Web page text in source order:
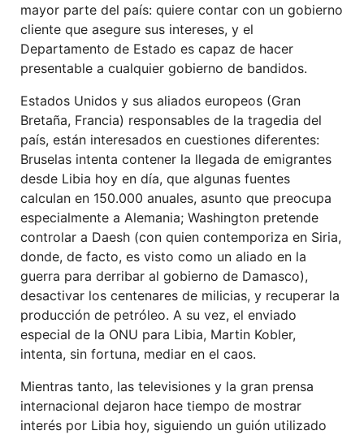
mayor parte del país: quiere contar con un gobierno
cliente que asegure sus intereses, y el
Departamento de Estado es capaz de hacer
presentable a cualquier gobierno de bandidos.
Estados Unidos y sus aliados europeos (Gran
Bretaña, Francia) responsables de la tragedia del
país, están interesados en cuestiones diferentes:
Bruselas intenta contener la llegada de emigrantes
desde Libia hoy en día, que algunas fuentes
calculan en 150.000 anuales, asunto que preocupa
especialmente a Alemania; Washington pretende
controlar a Daesh (con quien contemporiza en Siria,
donde, de facto, es visto como un aliado en la
guerra para derribar al gobierno de Damasco),
desactivar los centenares de milicias, y recuperar la
producción de petróleo. A su vez, el enviado
especial de la ONU para Libia, Martin Kobler,
intenta, sin fortuna, mediar en el caos.
Mientras tanto, las televisiones y la gran prensa
internacional dejaron hace tiempo de mostrar
interés por Libia hoy, siguiendo un guión utilizado